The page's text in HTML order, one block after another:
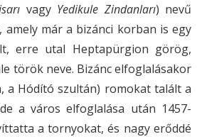
vagy Yedikule Zindanları) nevű
már a bizánci korban is egy
erre utal Heptapürgion görög,
török neve. Bizánc elfoglalásakor
a Hódító szultán) romokat talált a
a város elfoglalása után 1457-
a tornyokat, és nagy erőddé